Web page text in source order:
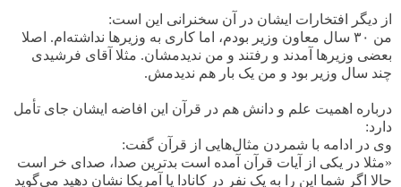
از دیگر افتخارات ایشان در آن سخنرانی این است:
من ٣٠ سال معاون وزیر بودم، اما کاری به وزیرها نداشته‌ام. اصلا
بعضی وزیرها آمدند و رفتند و من ندیدمشان. مثلا آقای فرشیدی
چند سال وزیر بود و من یک بار هم ندیدمش.
درباره اهمیت علم و دانش هم در قرآن این افاضه ایشان جای تأمل
دارد:
وی در ادامه با شمردن مثال‌هایی از قرآن گفت:
«مثلا در یکی از آیات قرآن آمده است بدترین صدا، صدای خر است
حالا اگر شما این را به یک نفر در کانادا یا آمریکا نشان دهید می‌گوید